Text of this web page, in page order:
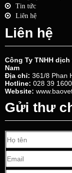
Tin tức
Liên hệ
Liên hệ
Công Ty TNHH
Nam
Địa chỉ: 361/8 Phan
Hotline: 028 39
Website:
Gửi thư